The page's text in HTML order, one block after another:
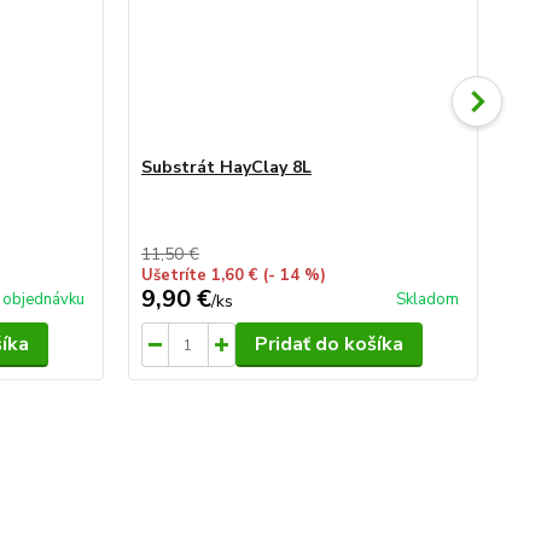
Substrát HayClay 8L
11,50 €
Ušetríte 1,60 € (- 14 %)
9,90 €/ks Skladom
Pridať do košíka